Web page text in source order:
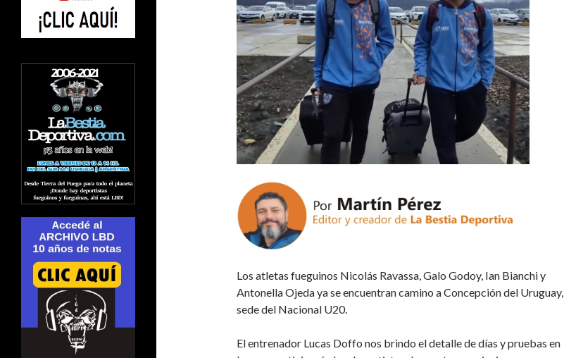
Los atletas fueguinos Nicolás Ravassa, Galo Godoy, Ian Bianchi y
Antonella Ojeda ya se encuentran camino a Concepción del Uruguay,
sede del Nacional U20.
El entrenador Lucas Doffo nos brindo el detalle de días y pruebas en